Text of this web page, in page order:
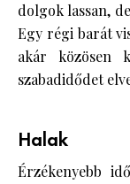
dolgok lassan,
Egy régi barát
akár közösen
szabadidődet
Halak
Érzékenyebb